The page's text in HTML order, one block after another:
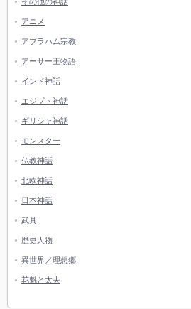
アニメ
アブラハム宗教
アーサー王物語
インド神話
エジプト神話
ギリシャ神話
モンスター
仏教神話
北欧神話
日本神話
武具
歴史人物
異世界／理想郷
花魁と太夫